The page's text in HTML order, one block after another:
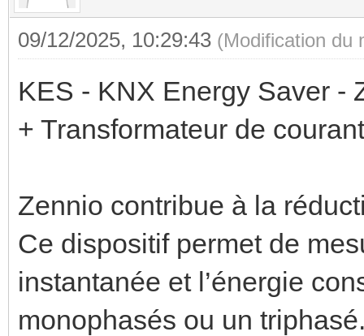
09/12/2025, 10:29:43 (Modification du
KES - KNX Energy Saver -
+ Transformateur de
Zennio contribue à la
Ce dispositif permet de
instantanée et l’énergie
monophasés ou un